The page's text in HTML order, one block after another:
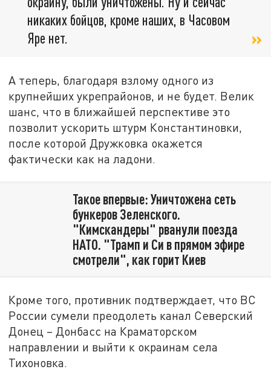
никаких бойцов, кроме наших, в Часовом
Яре нет.
А теперь, благодаря взлому одного из
крупнейших укрепрайонов, и не будет. Велик
шанс, что в ближайшей перспективе это
позволит ускорить штурм Константиновки,
после которой Дружковка окажется
фактически как на ладони.
Такое впервые: Уничтожена сеть
бункеров Зеленского.
"Кимскандеры" рванули поезда
НАТО. "Трамп и Си в прямом эфире
смотрели", как горит Киев
Кроме того, противник подтверждает, что ВС
России сумели преодолеть канал Северский
Донец – Донбасс на Краматорском
направлении и выйти к окраинам села
Тихоновка.